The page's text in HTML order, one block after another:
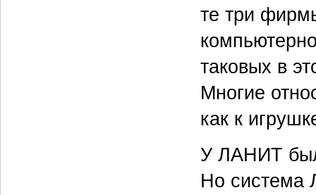
те три
таковых в
Многие
как к
У ЛАНИТ
Но система